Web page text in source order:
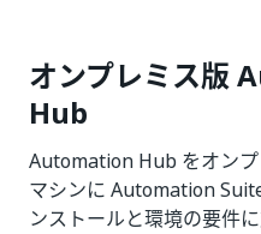
オンプレミス版
Hub
Automation Hub をオン
マシンに Automation
ンストールと環境の要件に